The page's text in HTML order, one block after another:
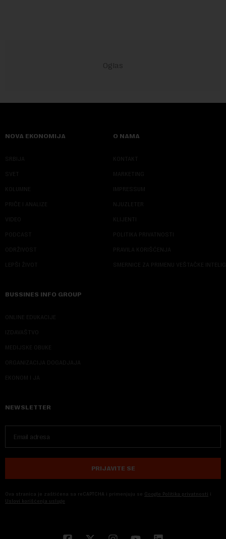
NOVA EKONOMIJA
SRBIJA
SVET
KOLUMNE
PRIČE I ANALIZE
VIDEO
PODCAST
ODRŽIVOST
LEPŠI ŽIVOT
O NAMA
KONTAKT
MARKETING
IMPRESSUM
NJUZLETER
KLIJENTI
POLITIKA PRIVATNOSTI
PRAVILA KORIŠĆENJA
SMERNICE ZA PRIMENU VEŠTAČKE
BUSSINES INFO GROUP
ONLINE EDUKACIJE
IZDAVAŠTVO
MEDIJSKE OBUKE
ORGANIZACIJA DOGADJAJA
EKONOM I JA
NEWSLETTER
PRIJAVITE SE
Ova stranica je zaštićena sa reCAPTCHA i primenjuju se Google Politika privatnosti i
Uslovi korišćenja usluge